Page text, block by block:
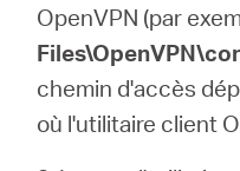
OpenVPN (par
chemin d'accès
où l'utilitaire client